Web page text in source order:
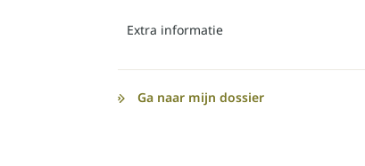
Extra informatie
Ga naar mijn dossier